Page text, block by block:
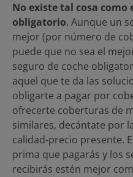
No existe tal cosa como
obligatorio. Aunque un
mejor (por número de
puede que no sea el
seguro de coche
aquel que te da las
obligarte a pagar por
ofrecerte coberturas de
similares, decántate por
calidad-precio presente.
prima que pagarás y los
recibirás estén mejor